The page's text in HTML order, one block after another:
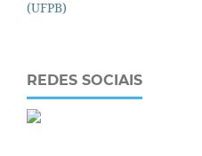
REDES SOCIAIS